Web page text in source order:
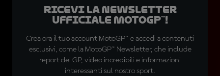
Ricevi la newsletter
ufficiale MotoGP™!
Crea ora il tuo account MotoGP™ e accedi a contenuti
esclusivi, come la MotoGP™ Newsletter, che include
report dei GP, video incredibili e informazioni
interessanti sul nostro sport.